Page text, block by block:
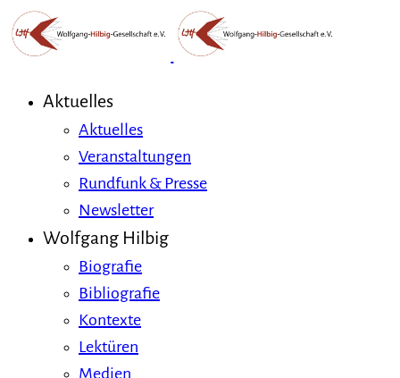
Aktuelles
Aktuelles
Veranstaltungen
Rundfunk & Presse
Newsletter
Wolfgang Hilbig
Biografie
Bibliografie
Kontexte
Lektüren
Medien